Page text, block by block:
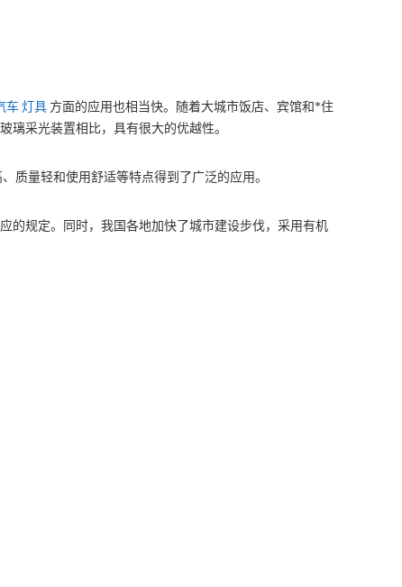
车 灯具 方面的应用也相当快。随着大城市饭店、宾馆和*住
璃采光装置相比，具有很大的优越性。
质量轻和使用舒适等特点得到了广泛的应用。
的规定。同时，我国各地加快了城市建设步伐，采用有机